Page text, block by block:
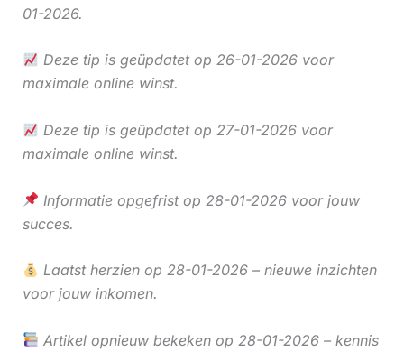
01-2026.
Deze tip is geüpdatet op 26-01-2026 voor
maximale online winst.
Deze tip is geüpdatet op 27-01-2026 voor
maximale online winst.
Informatie opgefrist op 28-01-2026 voor jouw
succes.
Laatst herzien op 28-01-2026 – nieuwe inzichten
voor jouw inkomen.
Artikel opnieuw bekeken op 28-01-2026 – kennis